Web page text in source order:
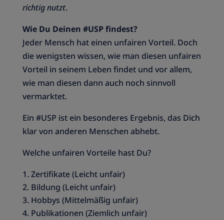
richtig nutzt.
Wie Du Deinen #USP findest?
Jeder Mensch hat einen unfairen Vorteil. Doch
die wenigsten wissen, wie man diesen unfairen
Vorteil in seinem Leben findet und vor allem,
wie man diesen dann auch noch sinnvoll
vermarktet.
Ein #USP ist ein besonderes Ergebnis, das Dich
klar von anderen Menschen abhebt.
Welche unfairen Vorteile hast Du?
Zertifikate (Leicht unfair)
Bildung (Leicht unfair)
Hobbys (Mittelmäßig unfair)
Publikationen (Ziemlich unfair)